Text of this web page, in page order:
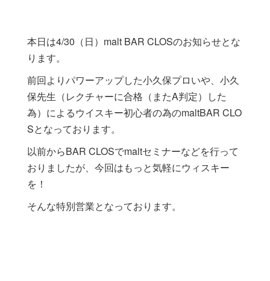
本日は4/30（日）malt BAR CLOSのお知らせとな
ります。
前回よりパワーアップした小久保プロいや、小久
保先生（レクチャーに合格（またA判定）した
為）によるウイスキー初心者の為のmaltBAR CLO
Sとなっております。
以前からBAR CLOSでmaltセミナーなどを行って
おりましたが、今回はもっと気軽にウィスキー
を！
そんな特別営業となっております。